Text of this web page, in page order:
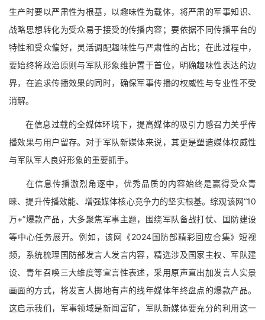
生产时要以严肃性为根基，以趣味性为载体，将严肃的军事知识、
战略思想转化为受众易于接受的传播内容；要依据不同传播平台的
特性和受众偏好，灵活调配趣味性与严肃性的占比；在此过程中，
要始终将政治原则与军队形象维护置于首位，明确趣味性表达的边
界，在追求传播效果的同时，确保军事传播的权威性与专业性不受
消解。
在信息过载的全媒体环境下，提高媒体的吸引力感召力关乎传
播效果与用户留存。对于军队新媒体来说，其更是塑造媒体权威性
与军队军人良好形象的重要抓手。
在信息传播激烈角逐中，优秀品质的内容始终是赢得受众青
睐、提升传播效能、增强媒体核心竞争力的坚实根基。综观该网“10
万+”爆款产品，大多聚焦军事主题，围绕军队备战打仗、国防建设
等中心任务展开。例如，该网《2024国防部精彩回应合集》短视
频，系统梳理国防部发言人发言内容，精选涉及国家主权、军队建
设、青年召唤三大维度等宣言性表述，采用原声直出加发言人实景
画面的方式，将发言人掷地有声的线年媒体年终盘点的爆款产品。
这启示我们，军事领域是新闻富矿，军队新媒体要充分的利用这一